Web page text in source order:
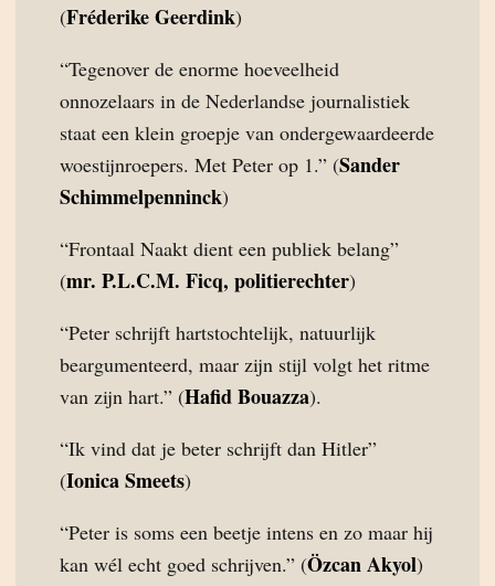
(Fréderike Geerdink)
“Tegenover de enorme hoeveelheid
onnozelaars in de Nederlandse journalistiek
staat een klein groepje van ondergewaardeerde
woestijnroepers. Met Peter op 1.” (Sander
Schimmelpenninck)
“Frontaal Naakt dient een publiek belang”
(mr. P.L.C.M. Ficq, politierechter)
“Peter schrijft hartstochtelijk, natuurlijk
beargumenteerd, maar zijn stijl volgt het ritme
van zijn hart.” (Hafid Bouazza).
“Ik vind dat je beter schrijft dan Hitler”
(Ionica Smeets)
“Peter is soms een beetje intens en zo maar hij
kan wél echt goed schrijven.” (Özcan Akyol)